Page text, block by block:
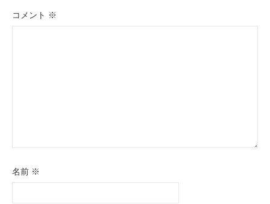
シ
コメント ※
名前 ※